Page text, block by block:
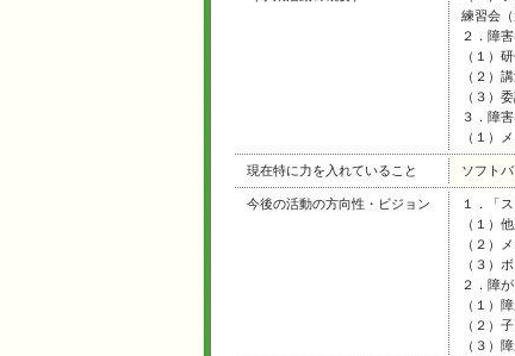
練習会
２．障
（１）
（２）
（３）
３．障
（１）
現在特に力を入れていること ソフト
今後の活動の方向性・ビジョン
１．「
（１）
（２）
（３）
２．障
（１）
（２）
（３）